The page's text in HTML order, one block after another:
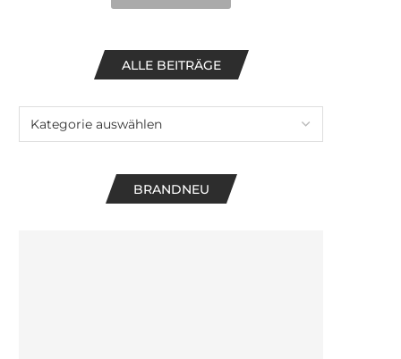
ALLE BEITRÄGE
BRANDNEU